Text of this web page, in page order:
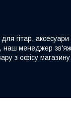
гітар,
менеджер
з офісу магазину.